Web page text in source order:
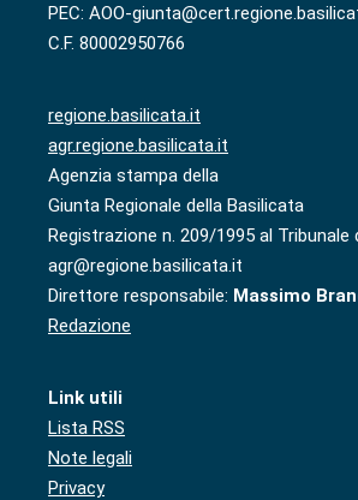
PEC: AOO-
C.F. 80002950766
regione.basilicata.it
agr.regione.basilicata.it
Agenzia stampa della
Giunta Regionale della Basilicata
Registrazione n. 209/1995 al Tribunale
agr@regione.basilicata.it
Direttore responsabile: Massimo
Redazione
Link utili
Lista RSS
Note legali
Privacy